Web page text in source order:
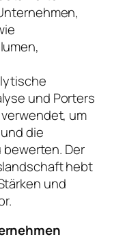
und Porters
um
die
Der
hebt
und